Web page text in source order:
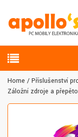
Home
Příslušenství
Záložní zdroje a